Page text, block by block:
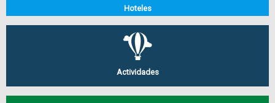
Hoteles
Actividades